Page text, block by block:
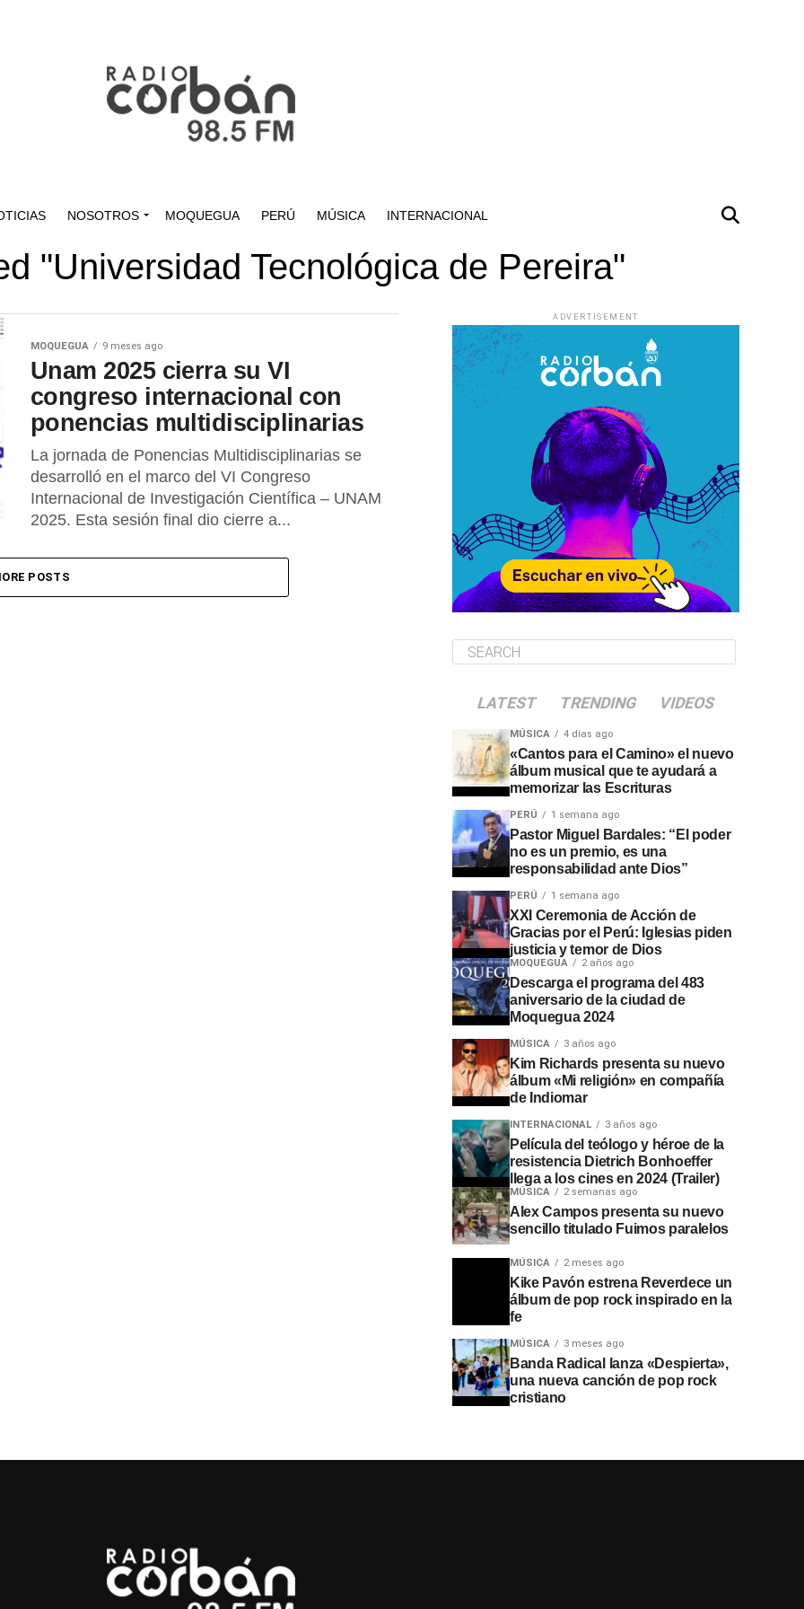
NOSOTROS MOQUEGUA PERÚ MÚSICA INTERNACIONAL
"Universidad Tecnológica de Pereira"
MOQUEGUA 9 meses ago
Unam 2025 cierra su VI
congreso internacional con
ponencias multidisciplinarias
La jornada de Ponencias Multidisciplinarias se
desarrolló en el marco del VI Congreso
Internacional de Investigación Científica – UNAM
2025. Esta sesión final dio cierre a...
POSTS
ADVERTISEMENT
LATEST TRENDING VIDEOS
MÚSICA 4 días ago
«Cantos para el Camino» el nuevo
álbum musical que te ayudará a
memorizar las Escrituras
PERÚ 1 semana ago
Pastor Miguel Bardales: “El poder
no es un premio, es una
responsabilidad ante Dios”
PERÚ 1 semana ago
XXI Ceremonia de Acción de
Gracias por el Perú: Iglesias piden
justicia y temor de Dios
MOQUEGUA 2 años ago
Descarga el programa del 483
aniversario de la ciudad de
Moquegua 2024
MÚSICA 3 años ago
Kim Richards presenta su nuevo
álbum «Mi religión» en compañía
de Indiomar
INTERNACIONAL 3 años ago
Película del teólogo y héroe de la
resistencia Dietrich Bonhoeffer
llega a los cines en 2024 (Trailer)
MÚSICA 2 semanas ago
Alex Campos presenta su nuevo
sencillo titulado Fuimos paralelos
MÚSICA 2 meses ago
Kike Pavón estrena Reverdece un
álbum de pop rock inspirado en la
fe
MÚSICA 3 meses ago
Banda Radical lanza «Despierta»,
una nueva canción de pop rock
cristiano